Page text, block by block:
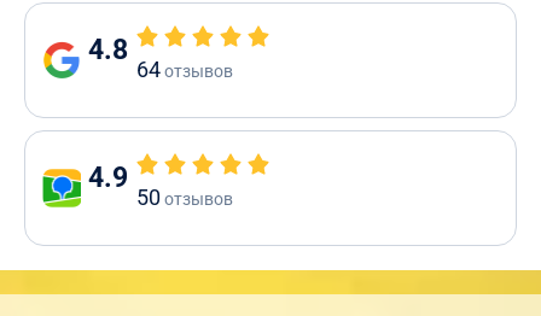
4.8
64отзывов
4.9
50отзывов